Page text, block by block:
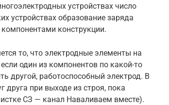
устройствах число
устройствах образование заряда
конструкции.
то, что электродные элементы на
один из компонентов по какой-то
другой, работоспособный электрод. В
друга при выходе из строя, пока
СЗ — канал Наваливаем вместе).